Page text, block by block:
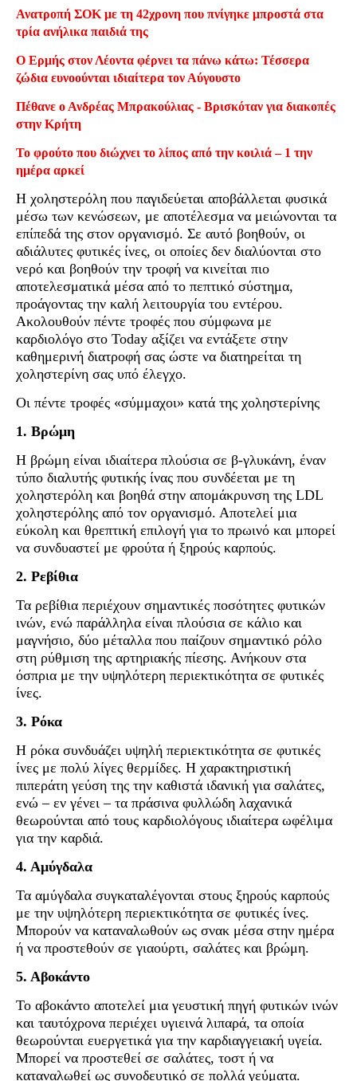
Ανατροπή ΣΟΚ με τη 42χρονη που πνίγηκε μπροστά στα
τρία ανήλικα παιδιά της
Ο Ερμής στον Λέοντα φέρνει τα πάνω κάτω: Τέσσερα
ζώδια ευνοούνται ιδιαίτερα τον Αύγουστο
Πέθανε ο Ανδρέας Μπρακούλιας - Βρισκόταν για διακοπές
στην Κρήτη
Το φρούτο που διώχνει το λίπος από την κοιλιά – 1 την
ημέρα αρκεί
Η χοληστερόλη που παγιδεύεται αποβάλλεται φυσικά
μέσω των κενώσεων, με αποτέλεσμα να μειώνονται τα
επίπεδά της στον οργανισμό. Σε αυτό βοηθούν, οι
αδιάλυτες φυτικές ίνες, οι οποίες δεν διαλύονται στο
νερό και βοηθούν την τροφή να κινείται πιο
αποτελεσματικά μέσα από το πεπτικό σύστημα,
προάγοντας την καλή λειτουργία του εντέρου.
Ακολουθούν πέντε τροφές που σύμφωνα με
καρδιολόγο στο Today αξίζει να εντάξετε στην
καθημερινή διατροφή σας ώστε να διατηρείται τη
χοληστερίνη σας υπό έλεγχο.
Οι πέντε τροφές «σύμμαχοι» κατά της χοληστερίνης
1. Βρώμη
Η βρώμη είναι ιδιαίτερα πλούσια σε β-γλυκάνη, έναν
τύπο διαλυτής φυτικής ίνας που συνδέεται με τη
χοληστερόλη και βοηθά στην απομάκρυνση της LDL
χοληστερόλης από τον οργανισμό. Αποτελεί μια
εύκολη και θρεπτική επιλογή για το πρωινό και μπορεί
να συνδυαστεί με φρούτα ή ξηρούς καρπούς.
2. Ρεβίθια
Τα ρεβίθια περιέχουν σημαντικές ποσότητες φυτικών
ινών, ενώ παράλληλα είναι πλούσια σε κάλιο και
μαγνήσιο, δύο μέταλλα που παίζουν σημαντικό ρόλο
στη ρύθμιση της αρτηριακής πίεσης. Ανήκουν στα
όσπρια με την υψηλότερη περιεκτικότητα σε φυτικές
ίνες.
3. Ρόκα
Η ρόκα συνδυάζει υψηλή περιεκτικότητα σε φυτικές
ίνες με πολύ λίγες θερμίδες. Η χαρακτηριστική
πιπεράτη γεύση της την καθιστά ιδανική για σαλάτες,
ενώ – εν γένει – τα πράσινα φυλλώδη λαχανικά
θεωρούνται από τους καρδιολόγους ιδιαίτερα ωφέλιμα
για την καρδιά.
4. Αμύγδαλα
Τα αμύγδαλα συγκαταλέγονται στους ξηρούς καρπούς
με την υψηλότερη περιεκτικότητα σε φυτικές ίνες.
Μπορούν να καταναλωθούν ως σνακ μέσα στην ημέρα
ή να προστεθούν σε γιαούρτι, σαλάτες και βρώμη.
5. Αβοκάντο
Το αβοκάντο αποτελεί μια γευστική πηγή φυτικών ινών
και ταυτόχρονα περιέχει υγιεινά λιπαρά, τα οποία
θεωρούνται ευεργετικά για την καρδιαγγειακή υγεία.
Μπορεί να προστεθεί σε σαλάτες, τοστ ή να
καταναλωθεί ως συνοδευτικό σε πολλά γεύματα.